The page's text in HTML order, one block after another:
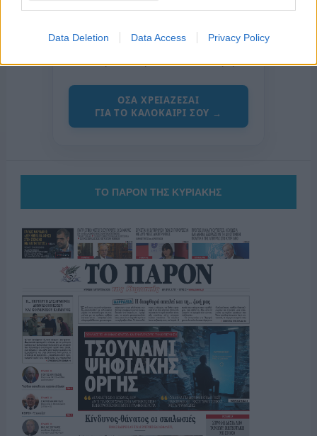
Data Deletion Data Access Privacy Policy
της Ζωής μας
Οι άνθρωποι, οι αυθεντικές ιστορίες,
το ελληνικό καλοκαίρι και ένας
ΟΣΑ ΧΡΕΙΑΖΕΣΑΙ
ΓΙΑ ΤΟ ΚΑΛΟΚΑΙΡΙ ΣΟΥ →
ΤΟ ΠΑΡΟΝ ΤΗΣ ΚΥΡΙΑΚΗΣ